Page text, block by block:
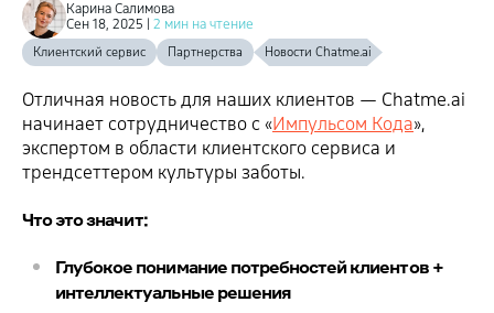
Карина Салимова
Сен 18, 2025 | 2 мин на чтение
Клиентский сервис Партнерства Новости Chatme.ai
Отличная новость для наших клиентов — Chatme.ai
начинает сотрудничество с «Импульсом Кода»,
экспертом в области клиентского сервиса и
трендсеттером культуры заботы.
Что это значит:
Глубокое понимание потребностей клиентов +
интеллектуальные решения